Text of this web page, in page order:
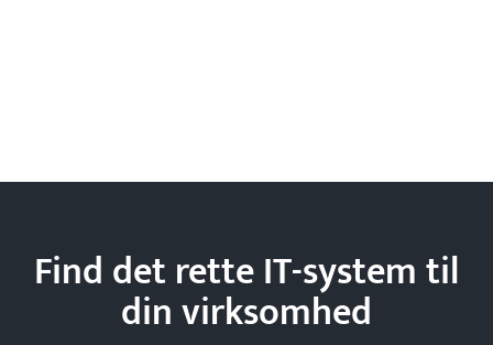
Find det rette IT-system til
dinvirksomhed